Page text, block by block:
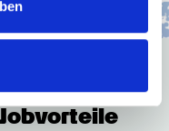
Website zu
weiter. Unsere
möglicherweise mit
ihnen bereitgestellt